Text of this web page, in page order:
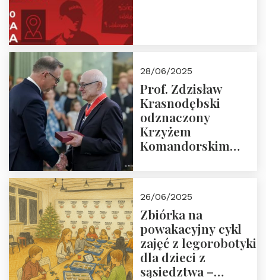
28/06/2025
Prof. Zdzisław
Krasnodębski
odznaczony
Krzyżem
Komandorskim
26/06/2025
Zbiórka na
powakacyjny cykl
zajęć z legorobotyki
dla dzieci z
sąsiedztwa –